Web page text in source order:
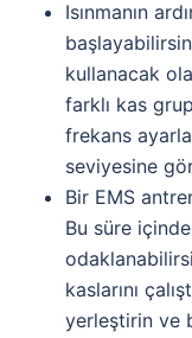
Isınmanın
kullanacak
farklı kas
frekans
seviyesine
Bir EMS
Bu süre
kaslarını
yerleştirin ve